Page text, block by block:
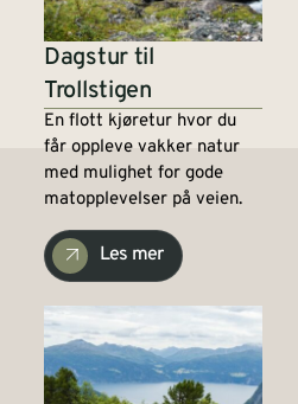
Dagstur til
Trollstigen
En flott kjøretur hvor du
får oppleve vakker natur
med mulighet for gode
matopplevelser på veien.
Les mer